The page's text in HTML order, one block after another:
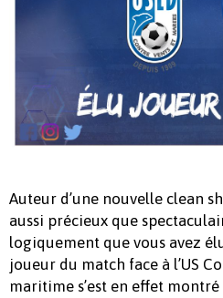
Auteur d’une nouvelle clean
aussi précieux que
logiquement que vous avez
joueur du match face à l’US
maritime s’est en effet